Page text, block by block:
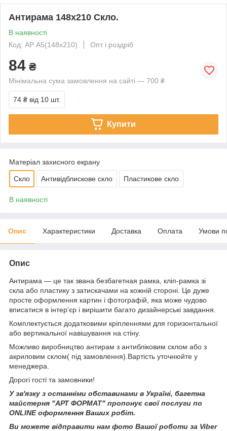
Антирама 148х210 Скло.
В наявності
Код: АР А5(148х210)
Опт і роздріб
84 ₴
Мінімальна сума замовлення на сайті — 700 ₴
74 ₴ від 10 шт.
Купити
Матеріал захисного екрану
Скло Антивідблискове скло Пластикове скло
В наявності
Опис Характеристики Доставка Оплата Умови
Опис
Антирама — це так звана безбагетная рамка, кліп-рамка зі
скла або пластику з затискачами на кожній стороні. Це дуже
просте оформлення картин і фотографій, яка може чудово
вписатися в інтер'єр і вирішити багато дизайнерські завдання.
Комплектується додатковими кріпленнями для горизонтальної
або вертикальної навішування на стіну.
Можливо виробництво антирам з антибліковим склом або з
акриловим склом( під замовлення).Вартість уточнюйте у
менеджера.
Дорогі гості та замовники!
У зв'язку з останніми обставинами в Україні, багетна
майстерня "АРТ ФОРМАТ" пропонує свої послуги по
ONLINE оформлення Ваших робіт.
Ви можете відправити нам фото Вашої роботи за Viber